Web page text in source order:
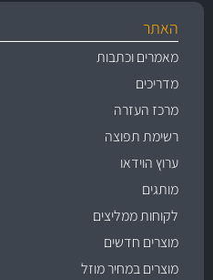
האתר
מאמרים וכתבות
מדריכים
מרכז העזרה
רשימת תפוצה
ערוץ הוידאו
מותגים
לקוחות ממליצים
מוצרים חדשים
מוצרים במחיר מוזל